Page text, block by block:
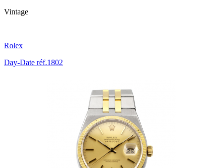
Vintage
Rolex
Day-Date réf.1802